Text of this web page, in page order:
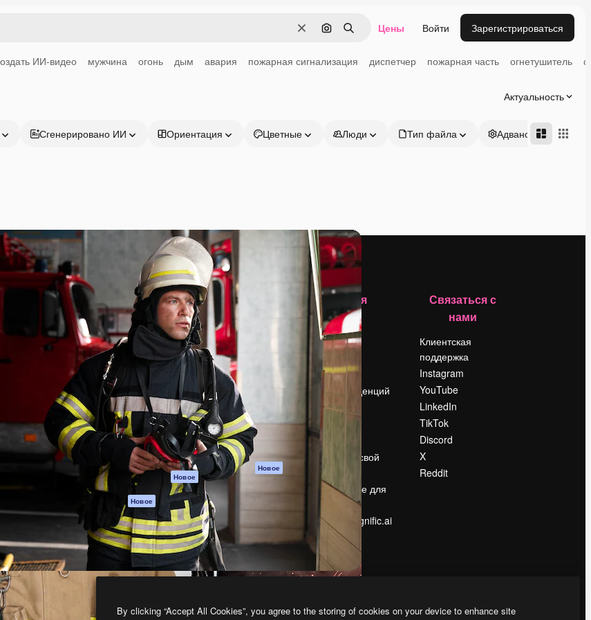
ОчиститьПоиск по изображению
Поиск Цены Войти Зарегистрироваться
ИИ-видео мужчина огонь дым авария пожарная сигнализация диспетчер пожарная часть огнетушитель
Актуальность
Сгенерировано ИИ Ориентация Цветные Люди Тип файла Адвансд
для создания
1 миллиона
и студий.
Продукция
Spaces
ИИ-помощник
Генератор
изображений ИИ
Генератор видео
ИИ
Генератор голоса
на основе ИИ
Стоковый контент
MCP для
Claude/ChatGPT
Новое
Агенты Новое
Мобильное
приложение
Все инструменты
Magnific
Начать
Academy
Документация по
Пакету ИИ
Служба
поддержки
Условия и
положения
Политика
конфиденциальности
Оригиналы
Новое
Политика файлов
cookie
Центр доверия
Партнеры
Предприятие
Компания
Цены
О нас
Reviews
Вакансии
Поиск тенденций
Блог
События
Slidesgo
Продайте свой
контент
Помещение для
Ищете magnific.ai
Связаться с
нами
Клиентская
поддержка
Instagram
YouTube
LinkedIn
TikTok
Discord
X
Reddit
By clicking “Accept All Cookies”, you agree to the storing of cookies on your device to enhance site